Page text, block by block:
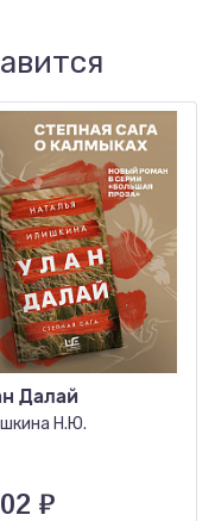
Далай
Н.Ю.
₽